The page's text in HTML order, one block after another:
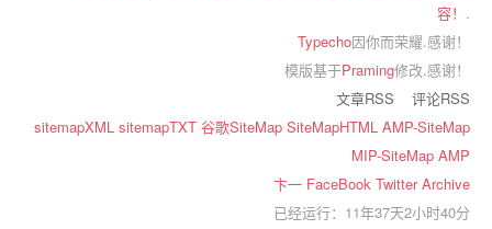
容！ .
Typecho因你而荣耀.感谢！
模版基于Praming修改.感谢！
文章RSS
评论RSS
sitemapXML sitemapTXT 谷歌SiteMap SiteMapHTML AMP-SiteMap
MIP-SiteMap AMP
卞一 FaceBook TwitterArchive
已经运行：11年37天2小时40分